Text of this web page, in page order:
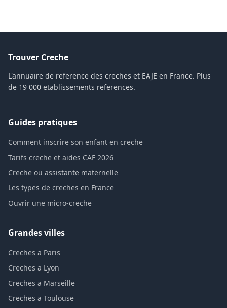
Trouver Creche
L'annuaire de reference des creches et EAJE en France. Plus
de 19 000 etablissements references.
Guides pratiques
Comment inscrire son enfant en creche
Tarifs creche et aides CAF 2026
Creche ou assistante maternelle
Les types de creches en France
Ouvrir une micro-creche
Grandes villes
Creches a Paris
Creches a Lyon
Creches a Marseille
Creches a Toulouse